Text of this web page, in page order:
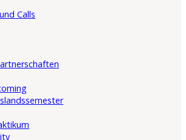
Calls